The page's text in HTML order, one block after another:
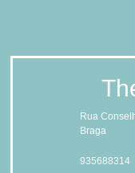
Rua
Braga
935688314